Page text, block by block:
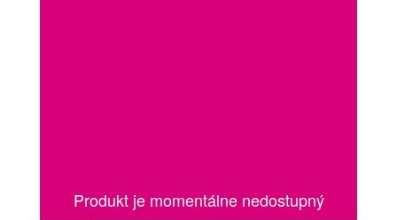
Produkt je momentálne nedostupný